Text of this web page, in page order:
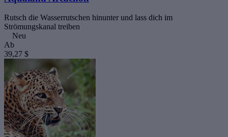
Rutsch die Wasserrutschen hinunter und lass dich im
Strömungskanal treiben
Neu
Ab
39,27 $